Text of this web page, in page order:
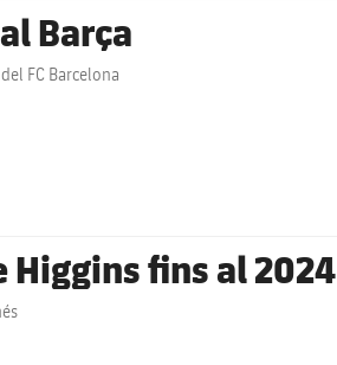
Barça
FC Barcelona
fins al 2024